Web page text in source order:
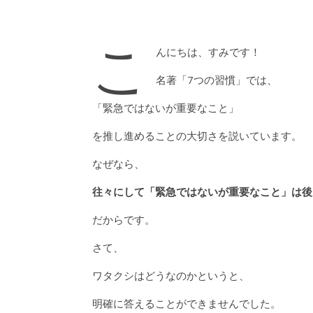
こ
んにちは、すみです！
名著「7つの習慣」では、
「緊急ではないが重要なこと」
を推し進めることの大切さを説いています。
なぜなら、
往々にして「緊急ではないが重要なこと」は
だからです。
さて、
ワタクシはどうなのかというと、
明確に答えることができませんでした。